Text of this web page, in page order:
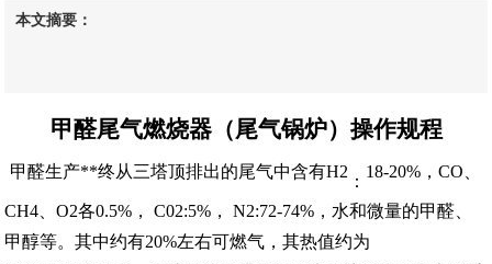
本文摘要：
甲醛尾气燃烧器（尾气锅炉）操作规程
甲醛生产**终从三塔顶排出的尾气中含有H2 ： 18-20%，CO
CH4 、O2各0.5%， C02:5%， N2:72-74%，水和微量的甲醛、
甲醇等。其中约有20%左右可燃气，其热值约为